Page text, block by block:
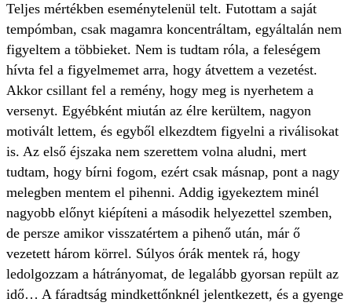
Teljes mértékben eseménytelenül telt. Futottam a saját
tempómban, csak magamra koncentráltam, egyáltalán nem
figyeltem a többieket. Nem is tudtam róla, a feleségem
hívta fel a figyelmemet arra, hogy átvettem a vezetést.
Akkor csillant fel a remény, hogy meg is nyerhetem a
versenyt. Egyébként miután az élre kerültem, nagyon
motivált lettem, és egyből elkezdtem figyelni a riválisokat
is. Az első éjszaka nem szerettem volna aludni, mert
tudtam, hogy bírni fogom, ezért csak másnap, pont a nagy
melegben mentem el pihenni. Addig igyekeztem minél
nagyobb előnyt kiépíteni a második helyezettel szemben,
de persze amikor visszatértem a pihenő után, már ő
vezetett három körrel. Súlyos órák mentek rá, hogy
ledolgozzam a hátrányomat, de legalább gyorsan repült az
idő… A fáradtság mindkettőnknél jelentkezett, és a gyenge